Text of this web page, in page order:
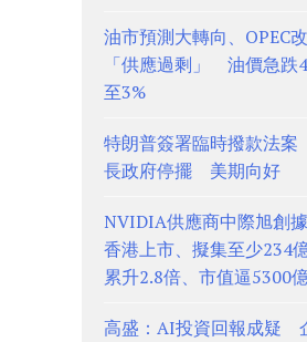
油市預測大轉向、OPEC
「供應過剩」 油價急跌
至3%
特朗普簽署臨時撥款法
長政府停擺 美期向好
NVIDIA供應商中際旭創
香港上市、擬集至少234
累升2.8倍、市值逼5300
高盛：AI投資回報成疑